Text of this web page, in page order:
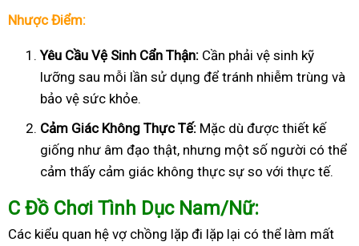
Nhược Điểm:
Yêu Cầu Vệ Sinh Cẩn Thận: Cần phải vệ sinh kỹ
lưỡng sau mỗi lần sử dụng để tránh nhiễm trùng và
bảo vệ sức khỏe.
Cảm Giác Không Thực Tế: Mặc dù được thiết kế
giống như âm đạo thật, nhưng một số người có thể
cảm thấy cảm giác không thực sự so với thực tế.
C Đồ Chơi Tình Dục Nam/Nữ:
Các kiểu quan hệ vợ chồng lặp đi lặp lại có thể làm mất